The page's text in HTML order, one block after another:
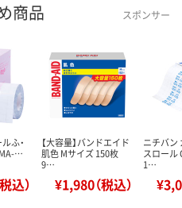
商品 スポンサー
ふ・
…
込）
【大容量】バンドエイド
肌色 Mサイズ 150枚
9…
¥1,980（税込）
ニチバン
スロール
1…